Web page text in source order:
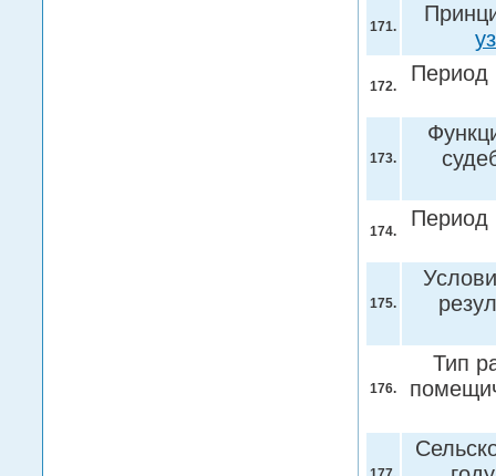
171.
172.
Период
173.
174.
Период
175.
176.
Тип